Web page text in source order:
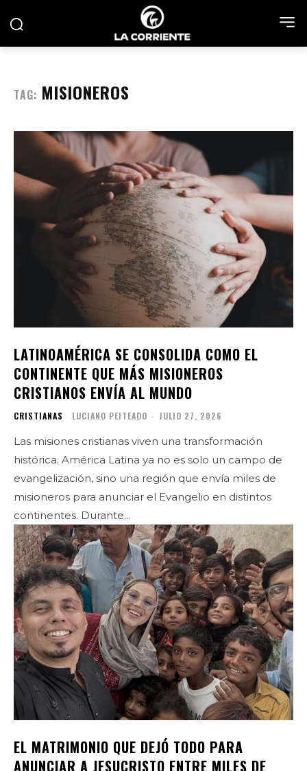
TAG: MISIONEROS
LATINOAMÉRICA SE CONSOLIDA COMO EL
CONTINENTE QUE MÁS MISIONEROS
CRISTIANOS ENVÍA AL MUNDO
CRISTIANAS LUCIANO PEITEADO - JULIO 27, 2026
Las misiones cristianas viven una transformación
histórica. América Latina ya no es solo un campo de
evangelización, sino una región que envía miles de
misioneros para anunciar el Evangelio en distintos
continentes. Durante...
EL MATRIMONIO QUE DEJÓ TODO PARA
ANUNCIAR A JESUCRISTO ENTRE MILES DE